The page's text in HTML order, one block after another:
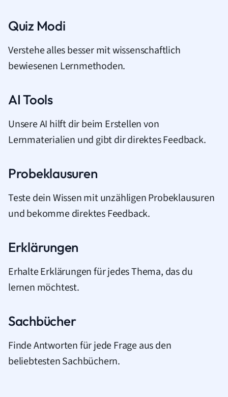
Quiz Modi
Verstehe alles besser mit wissenschaftlich
bewiesenen Lernmethoden.
AI Tools
Unsere AI hilft dir beim Erstellen von
Lernmaterialien und gibt dir direktes Feedback.
Probeklausuren
Teste dein Wissen mit unzähligen Probeklausuren
und bekomme direktes Feedback.
Erklärungen
Erhalte Erklärungen für jedes Thema, das du
lernen möchtest.
Sachbücher
Finde Antworten für jede Frage aus den
beliebtesten Sachbüchern.